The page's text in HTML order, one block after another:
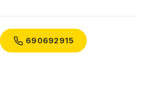
690692915